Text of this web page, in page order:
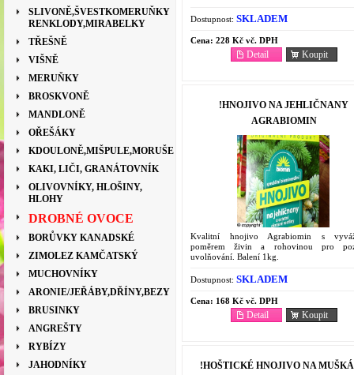
SLIVONĚ,ŠVESTKOMERUŇKY
RENKLODY,MIRABELKY
TŘEŠNĚ
VIŠNĚ
MERUŇKY
BROSKVONĚ
MANDLONĚ
OŘEŠÁKY
KDOULONĚ,MIŠPULE,MORUŠE
KAKI, LIČI, GRANÁTOVNÍK
OLIVOVNÍKY, HLOŠINY,
HLOHY
DROBNÉ OVOCE
BORŮVKY KANADSKÉ
ZIMOLEZ KAMČATSKÝ
MUCHOVNÍKY
ARONIE/JEŘÁBY,DŘÍNY,BEZY
BRUSINKY
ANGREŠTY
RYBÍZY
JAHODNÍKY
Dostupnost: SKLADEM
Cena: 228 Kč vč. DPH
Koupit
Detail
!HNOJIVO NA JEHLIČNANY
AGRABIOMIN
Kvalitní hnojivo Agrabiomin s
poměrem živin a rohovinou pro
uvolňování. Balení 1kg.
Dostupnost: SKLADEM
Cena: 168 Kč vč. DPH
Koupit
Detail
!HOŠTICKÉ HNOJIVO NA